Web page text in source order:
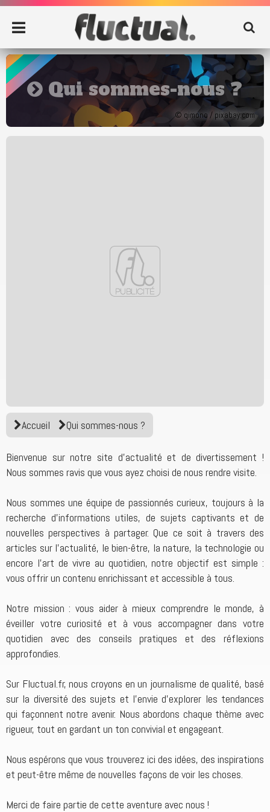
© qimono / pixabay.com
Qui sommes-nous ?
Accueil Qui sommes-nous ?
Bienvenue sur notre site d'actualité et de divertissement !
Nous sommes ravis que vous ayez choisi de nous rendre visite.
Nous sommes une équipe de passionnés curieux, toujours à la
recherche d’informations utiles, de sujets captivants et de
nouvelles perspectives à partager. Que ce soit à travers des
articles sur l’actualité, le bien-être, la nature, la technologie ou
encore l’art de vivre au quotidien, notre objectif est simple :
vous offrir un contenu enrichissant et accessible à tous.
Notre mission : vous aider à mieux comprendre le monde, à
éveiller votre curiosité et à vous accompagner dans votre
quotidien avec des conseils pratiques et des réflexions
approfondies.
Sur Fluctual.fr, nous croyons en un journalisme de qualité, basé
sur la diversité des sujets et l’envie d’explorer les tendances
qui façonnent notre avenir. Nous abordons chaque thème avec
rigueur, tout en gardant un ton convivial et engageant.
Nous espérons que vous trouverez ici des idées, des inspirations
et peut-être même de nouvelles façons de voir les choses.
Merci de faire partie de cette aventure avec nous !